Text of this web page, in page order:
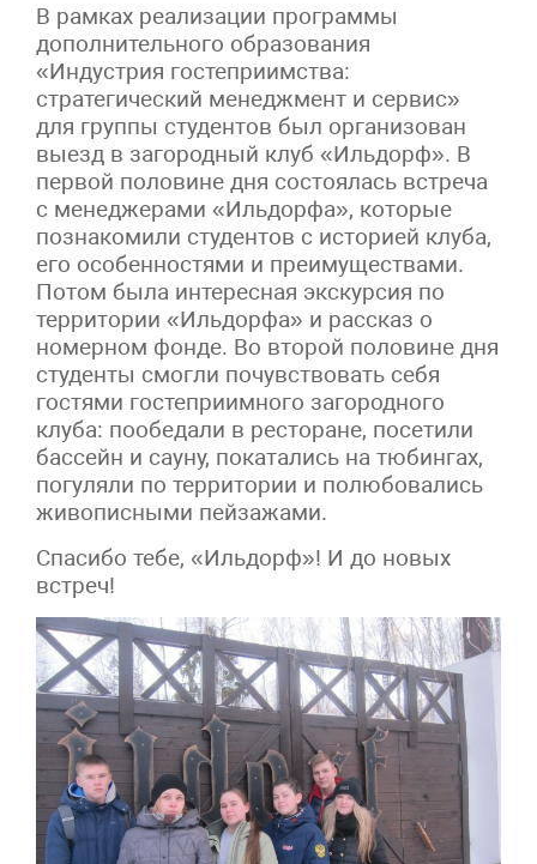
В рамках реализации программы
дополнительного образования
«Индустрия гостеприимства:
стратегический менеджмент и сервис»
для группы студентов был организован
выезд в загородный клуб «Ильдорф». В
первой половине дня состоялась встреча
с менеджерами «Ильдорфа», которые
познакомили студентов с историей клуба,
его особенностями и преимуществами.
Потом была интересная экскурсия по
территории «Ильдорфа» и рассказ о
номерном фонде. Во второй половине дня
студенты смогли почувствовать себя
гостями гостеприимного загородного
клуба: пообедали в ресторане, посетили
бассейн и сауну, покатались на тюбингах,
погуляли по территории и полюбовались
живописными пейзажами.
Спасибо тебе, «Ильдорф»! И до новых
встреч!